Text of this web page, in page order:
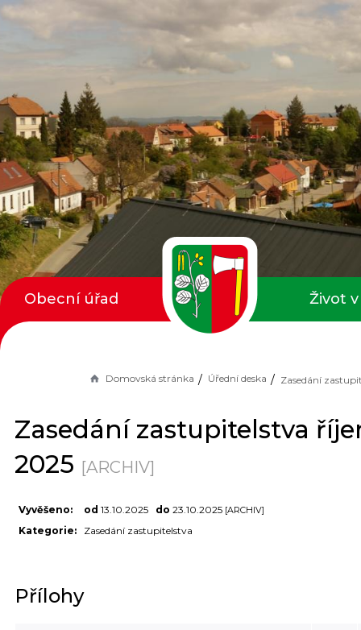
Domovská stránka Úřední deska
Zasedání zastupitelstva
2025 [ARCHIV]
Vyvěšeno: od 13.10.2025 do 23.10.2025 [ARCHIV]
Kategorie: Zasedání zastupitelstva
Přílohy
Obecní úřad Život